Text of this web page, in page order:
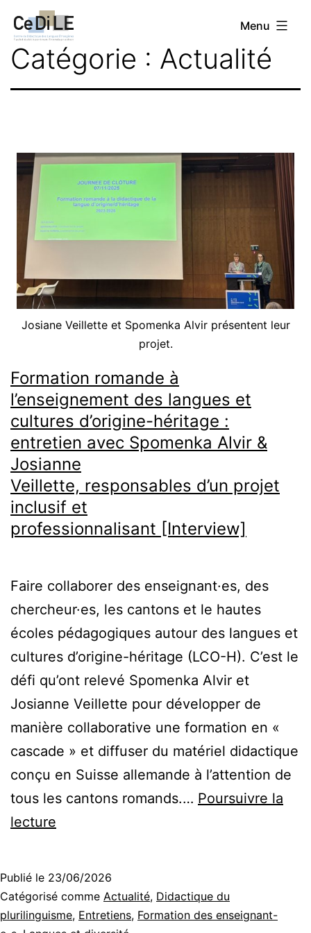
au
contenu
CeDiLE Menu
Catégorie : Actualité
Josiane Veillette et Spomenka Alvir présentent leur
projet.
Formation romande à
l’enseignement des langues et
cultures d’origine-héritage :
entretien avec Spomenka Alvir &
Josianne
Veillette, responsables d’un projet
inclusif et
professionnalisant [Interview]
Faire collaborer des enseignant·es, des
chercheur·es, les cantons et le hautes
écoles pédagogiques autour des langues et
cultures d’origine-héritage (LCO-H). C’est le
défi qu’ont relevé Spomenka Alvir et
Josianne Veillette pour développer de
manière collaborative une formation en «
cascade » et diffuser du matériel didactique
conçu en Suisse allemande à l’attention de
tous les cantons romands.… Poursuivre la
lecture
l’enseignement
des
Publié le 23/06/2026
Catégorisé comme Actualité, Didactique du
plurilinguisme, Entretiens, Formation des enseignant-